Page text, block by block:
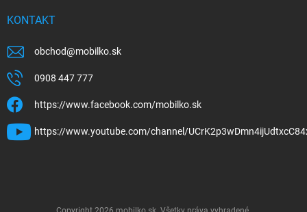
KONTAKT
obchod@mobilko.sk
0908 447 777
https://www.facebook.com/mobilko.sk
https://www.youtube.com/channel/